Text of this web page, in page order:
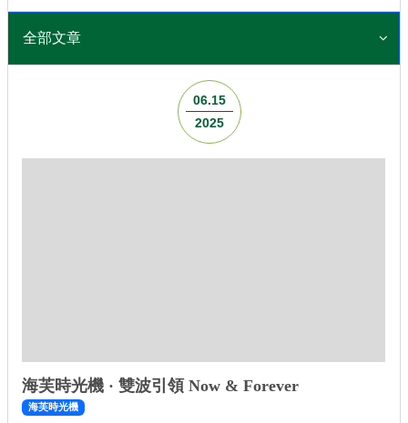
全部文章
06.15
2025
海芙時光機 · 雙波引領 Now & Forever
海芙時光機